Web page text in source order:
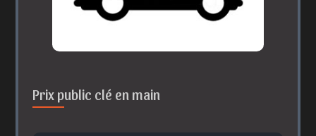
Prix public clé en main